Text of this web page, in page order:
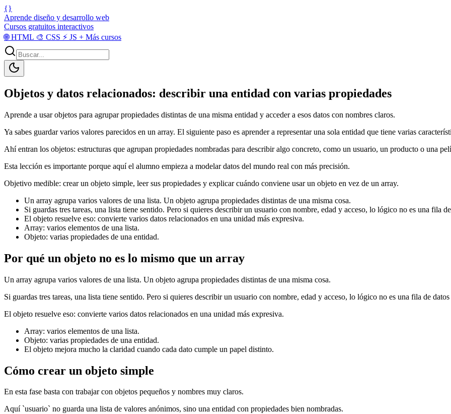
{}
Aprende diseño y desarrollo web
Cursos gratuitos interactivos
🌐HTML 🎨 CSS ⚡ JS + Más cursos
Objetos y datos relacionados: describir una entidad con varias propiedades
Aprende a usar objetos para agrupar propiedades distintas de una misma entidad y acceder a esos datos con nombres claros.
Ya sabes guardar varios valores parecidos en un array. El siguiente paso es aprender a representar una sola entidad que tiene varias
Ahí entran los objetos: estructuras que agrupan propiedades nombradas para describir algo concreto, como un usuario, un producto o una
Esta lección es importante porque aquí el alumno empieza a modelar datos del mundo real con más precisión.
Objetivo medible: crear un objeto simple, leer sus propiedades y explicar cuándo conviene usar un objeto en vez de un array.
Un array agrupa varios valores de una lista. Un objeto agrupa propiedades distintas de una misma cosa.
Si guardas tres tareas, una lista tiene sentido. Pero si quieres describir un usuario con nombre, edad y acceso, lo lógico no es una fila
El objeto resuelve eso: convierte varios datos relacionados en una unidad más expresiva.
Array: varios elementos de una lista.
Objeto: varias propiedades de una entidad.
Por qué un objeto no es lo mismo que un array
Un array agrupa varios valores de una lista. Un objeto agrupa propiedades distintas de una misma cosa.
Si guardas tres tareas, una lista tiene sentido. Pero si quieres describir un usuario con nombre, edad y acceso, lo lógico no es una fila de
El objeto resuelve eso: convierte varios datos relacionados en una unidad más expresiva.
Array: varios elementos de una lista.
Objeto: varias propiedades de una entidad.
El objeto mejora mucho la claridad cuando cada dato cumple un papel distinto.
Cómo crear un objeto simple
En esta fase basta con trabajar con objetos pequeños y nombres muy claros.
Aquí `usuario` no guarda una lista de valores anónimos, sino una entidad con propiedades bien nombradas.